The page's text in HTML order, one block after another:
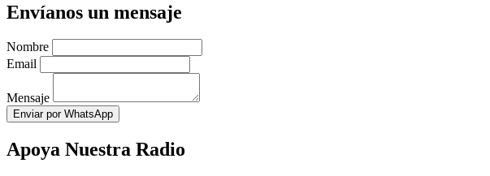
Envíanos un mensaje
Nombre
Email
Mensaje
Enviar por WhatsApp
Apoya Nuestra Radio